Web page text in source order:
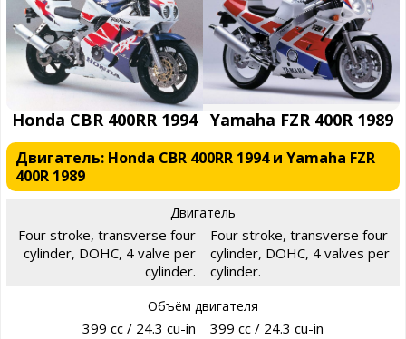
Honda CBR 400RR 1994 Yamaha FZR 400R 1989
Двигатель: Honda CBR 400RR 1994 и Yamaha FZR
400R 1989
Двигатель
Four stroke, transverse four
cylinder, DOHC, 4 valve per
cylinder.
Four stroke, transverse four
cylinder, DOHC, 4 valves per
cylinder.
Объём двигателя
399 cc / 24.3 cu-in 399 cc / 24.3 cu-in